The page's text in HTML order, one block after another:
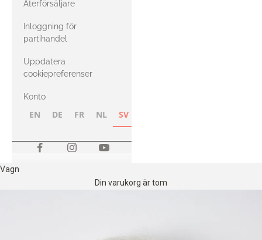
med Heavy
Merino
Återförsäljare
Inloggning för
partihandel
Uppdatera
cookiepreferenser
Konto
EN DE FR NL SV
Vagn
Din varukorg är tom